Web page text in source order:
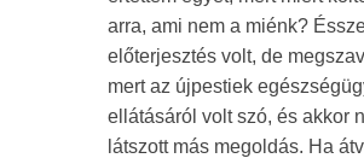
arra, ami nem a miénk?
előterjesztés volt, de
mert az újpestiek
ellátásáról volt szó, és akkor
látszott más megoldás. Ha